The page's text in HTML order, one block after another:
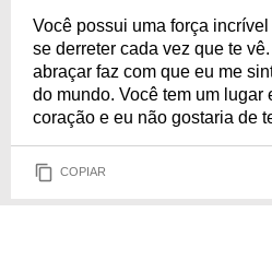
Você possui uma força
se derreter cada vez que te
abraçar faz com que eu me
do mundo. Você tem um lugar
coração e eu não gostaria de
COPIAR